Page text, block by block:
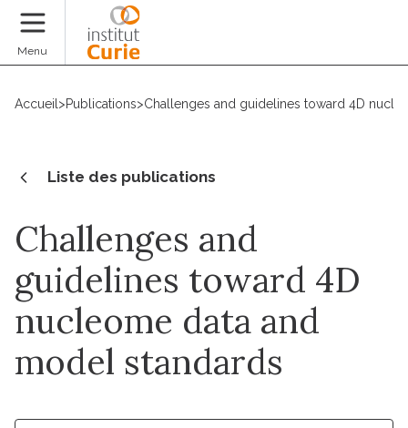
Menu
Accueil >Publications>Challenges and guidelines toward 4D
Liste des publications
Challenges and
guidelines toward 4D
nucleome data and
model standards